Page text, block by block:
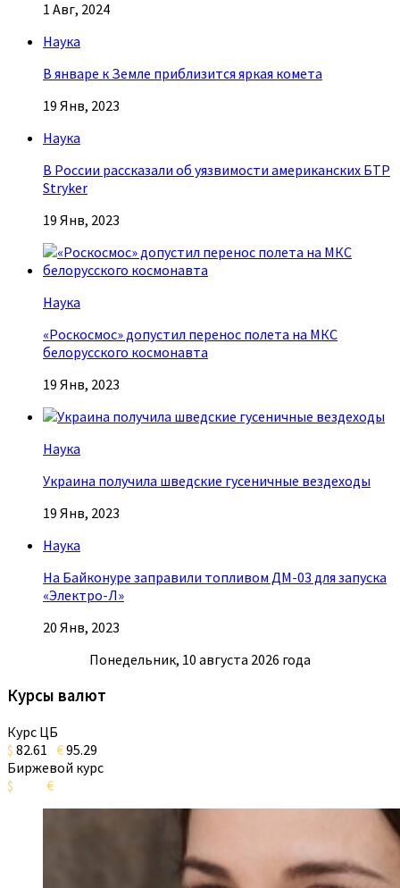
1 Авг, 2024
Наука
В январе к Земле приблизится яркая комета
19 Янв, 2023
Наука
В России рассказали об уязвимости американских БТР
Stryker
19 Янв, 2023
Наука
«Роскосмос» допустил перенос полета на МКС
белорусского космонавта
19 Янв, 2023
Наука
Украина получила шведские гусеничные вездеходы
19 Янв, 2023
Наука
На Байконуре заправили топливом ДМ-03 для запуска
«Электро-Л»
20 Янв, 2023
Понедельник, 10 августа 2026 года
Курсы валют
Курс ЦБ
$ 82.61 €95.29
Биржевой курс
$
€